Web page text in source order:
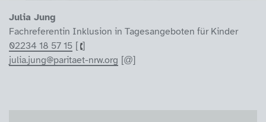
Julia Jung
Fachreferentin Inklusion in Tagesangeboten für Kinder
02234 18 57 15
julia.jung@paritaet-nrw.org